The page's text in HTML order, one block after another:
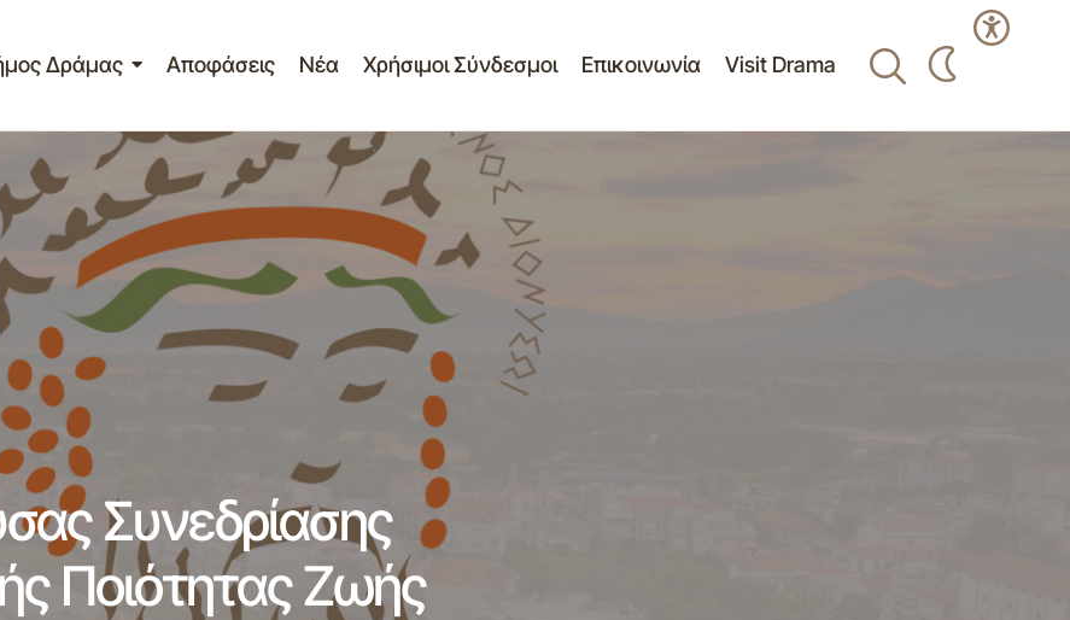
Δράμας Αποφάσεις Νέα Χρήσιμοι Σύνδεσμοι Επικοινωνία Visit Drama
Κατεπείγουσας Συνεδρίασης 07/10-06-2015 Επιτροπής
Ζωής
Συνεδρίασης
Ποιότητας Ζωής